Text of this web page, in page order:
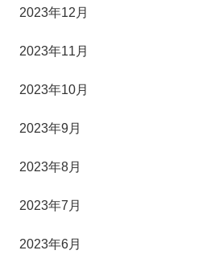
2023年12月
2023年11月
2023年10月
2023年9月
2023年8月
2023年7月
2023年6月